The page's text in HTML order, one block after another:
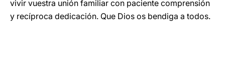
vivir vuestra unión familiar con paciente comprensión
y recíproca dedicación. Que Dios os bendiga a todos.